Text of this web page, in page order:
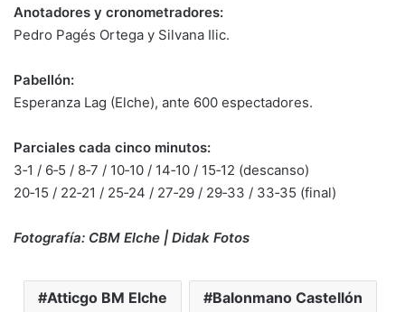
Anotadores y cronometradores:
Pedro Pagés Ortega y Silvana Ilic.
Pabellón:
Esperanza Lag (Elche), ante 600 espectadores.
Parciales cada cinco minutos:
3‑1 / 6‑5 / 8‑7 / 10‑10 / 14‑10 / 15‑12 (descanso)
20‑15 / 22‑21 / 25‑24 / 27‑29 / 29‑33 / 33‑35 (final)
Fotografía: CBM Elche | Didak Fotos
Atticgo BM Elche Balonmano Castellón